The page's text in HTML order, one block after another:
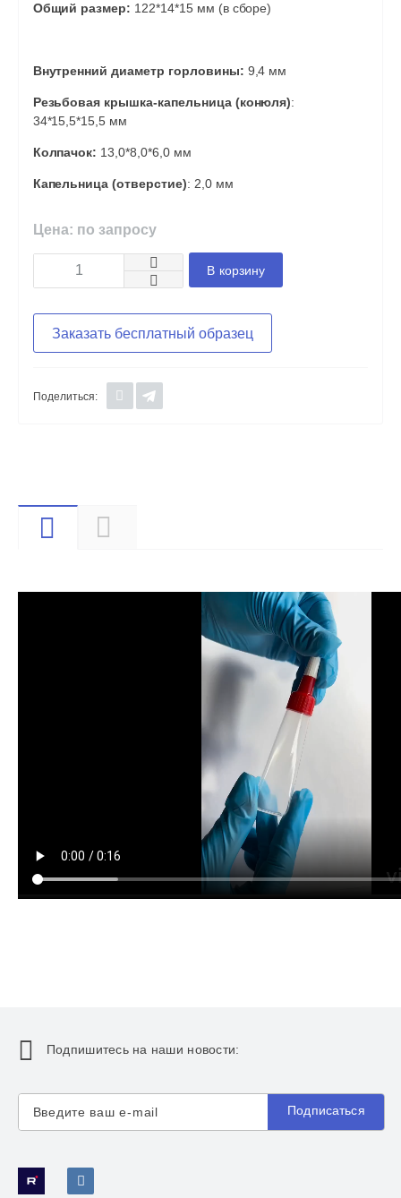
Общий размер: 122*14*15 мм (в сборе)
Внутренний диаметр горловины: 9,4 мм
Резьбовая крышка-капельница (конюля):
34*15,5*15,5 мм
Колпачок: 13,0*8,0*6,0 мм
Капельница (отверстие): 2,0 мм
Цена: по запросу
В корзину
Заказать бесплатный образец
Поделиться:
Подпишитесь на наши новости:
Подписаться